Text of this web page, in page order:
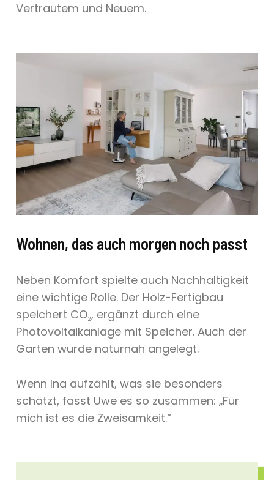
Vertrautem und Neuem.
Wohnen, das auch morgen noch passt
Neben Komfort spielte auch Nachhaltigkeit
eine wichtige Rolle. Der Holz-Fertigbau
speichert CO₂, ergänzt durch eine
Photovoltaikanlage mit Speicher. Auch der
Garten wurde naturnah angelegt.
Wenn Ina aufzählt, was sie besonders
schätzt, fasst Uwe es so zusammen: „Für
mich ist es die Zweisamkeit.“